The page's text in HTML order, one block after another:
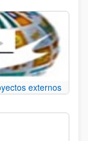
externos